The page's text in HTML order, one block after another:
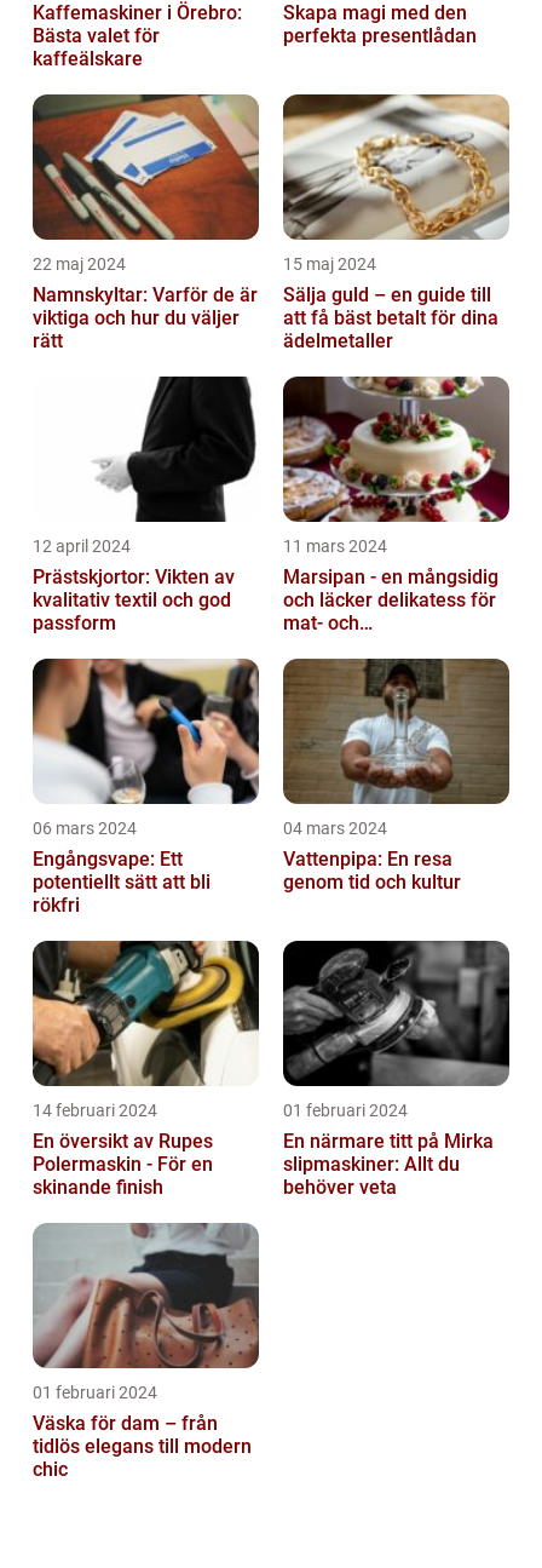
Kaffemaskiner i Örebro:
Bästa valet för
kaffeälskare
Skapa magi med den
perfekta presentlådan
22 maj 2024
Namnskyltar: Varför de är
viktiga och hur du väljer
rätt
15 maj 2024
Sälja guld – en guide till
att få bäst betalt för dina
ädelmetaller
12 april 2024
Prästskjortor: Vikten av
kvalitativ textil och god
passform
11 mars 2024
Marsipan - en mångsidig
och läcker delikatess för
mat- och
06 mars 2024
Engångsvape: Ett
potentiellt sätt att bli
rökfri
04 mars 2024
Vattenpipa: En resa
genom tid och kultur
14 februari 2024
En översikt av Rupes
Polermaskin - För en
skinande finish
01 februari 2024
En närmare titt på Mirka
slipmaskiner: Allt du
behöver veta
01 februari 2024
Väska för dam – från
tidlös elegans till modern
chic